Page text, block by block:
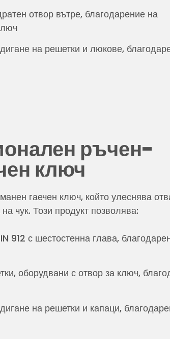
отвор вътре, благодарение на
на решетки и люкове,
ръчен-
ключ
гаечен ключ, който улеснява
чук. Този продукт позволява:
912 с шестостенна глава,
оборудвани с отвор за ключ,
на решетки и капаци,